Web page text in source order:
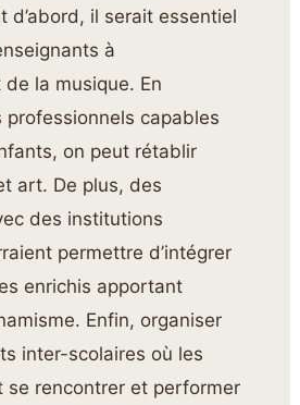
d’abord, il serait essentiel
à
de la musique. En
professionnels capables
on peut rétablir
art. De plus, des
des institutions
permettre d’intégrer
enrichis apportant
Enfin, organiser
inter-scolaires où les
se rencontrer et performer